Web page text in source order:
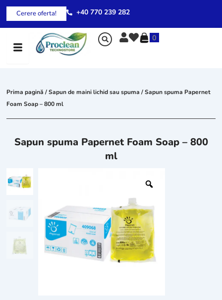
Skip
content
Cerere oferta! +40 770 239 282
0
Prima pagină /Sapun de maini lichid sau spuma / Sapun spuma Papernet
Foam Soap – 800 ml
Sapun spuma Papernet Foam Soap – 800
ml